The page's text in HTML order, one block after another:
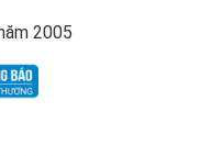
2005